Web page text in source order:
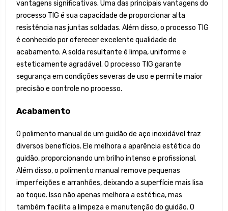
vantagens significativas. Uma das principais vantagens do
processo TIG é sua capacidade de proporcionar alta
resistência nas juntas soldadas. Além disso, o processo TIG
é conhecido por oferecer excelente qualidade de
acabamento. A solda resultante é limpa, uniforme e
esteticamente agradável. O processo TIG garante
segurança em condições severas de uso e permite maior
precisão e controle no processo.
Acabamento
O polimento manual de um guidão de aço inoxidável traz
diversos benefícios. Ele melhora a aparência estética do
guidão, proporcionando um brilho intenso e profissional.
Além disso, o polimento manual remove pequenas
imperfeições e arranhões, deixando a superfície mais lisa
ao toque. Isso não apenas melhora a estética, mas
também facilita a limpeza e manutenção do guidão. O